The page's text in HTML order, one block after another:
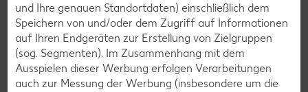
Cocktail-Rezepte
Avocado-Rezepte
Erdbeer-Rezepte
Blaubeer-Rezepte
und Ihre genauen Standortdaten) einschließlich dem
Speichern von und/oder dem Zugriff auf Informationen
auf Ihren Endgeräten zur Erstellung von Zielgruppen
(sog. Segmenten). Im Zusammenhang mit dem
Ausspielen dieser Werbung erfolgen Verarbeitungen
auch zur Messung der Werbung (insbesondere um die